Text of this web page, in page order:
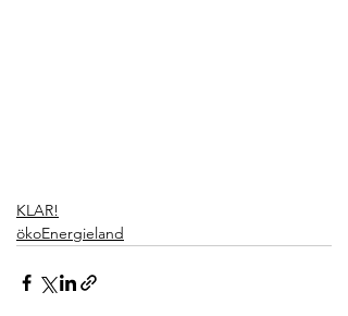
KLAR!
ökoEnergieland